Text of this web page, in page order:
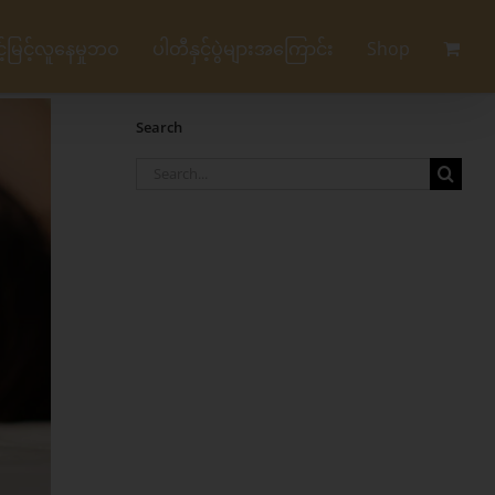
ြင့်လူနေမှုဘဝ ပါတီနှင့်ပွဲများအကြောင်း Shop
Search